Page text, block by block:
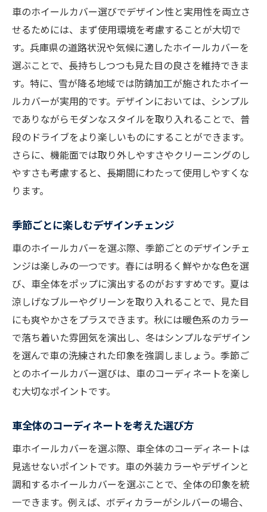
車のホイールカバー選びでデザイン性と実用性を両立さ
せるためには、まず使用環境を考慮することが大切で
す。兵庫県の道路状況や気候に適したホイールカバーを
選ぶことで、長持ちしつつも見た目の良さを維持できま
す。特に、雪が降る地域では防錆加工が施されたホイー
ルカバーが実用的です。デザインにおいては、シンプル
でありながらモダンなスタイルを取り入れることで、普
段のドライブをより楽しいものにすることができます。
さらに、機能面では取り外しやすさやクリーニングのし
やすさも考慮すると、長期間にわたって使用しやすくな
ります。
季節ごとに楽しむデザインチェンジ
車のホイールカバーを選ぶ際、季節ごとのデザインチェ
ンジは楽しみの一つです。春には明るく鮮やかな色を選
び、車全体をポップに演出するのがおすすめです。夏は
涼しげなブルーやグリーンを取り入れることで、見た目
にも爽やかさをプラスできます。秋には暖色系のカラー
で落ち着いた雰囲気を演出し、冬はシンプルなデザイン
を選んで車の洗練された印象を強調しましょう。季節ご
とのホイールカバー選びは、車のコーディネートを楽し
む大切なポイントです。
車全体のコーディネートを考えた選び方
車ホイールカバーを選ぶ際、車全体のコーディネートは
見逃せないポイントです。車の外装カラーやデザインと
調和するホイールカバーを選ぶことで、全体の印象を統
一できます。例えば、ボディカラーがシルバーの場合、